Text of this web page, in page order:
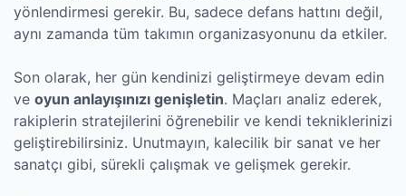
yönlendirmesi gerekir. Bu, sadece defans hattını değil,
aynı zamanda tüm takımın organizasyonunu da etkiler.
Son olarak, her gün kendinizi geliştirmeye devam edin
ve oyun anlayışınızı genişletin. Maçları analiz ederek,
rakiplerin stratejilerini öğrenebilir ve kendi tekniklerinizi
geliştirebilirsiniz. Unutmayın, kalecilik bir sanat ve her
sanatçı gibi, sürekli çalışmak ve gelişmek gerekir.